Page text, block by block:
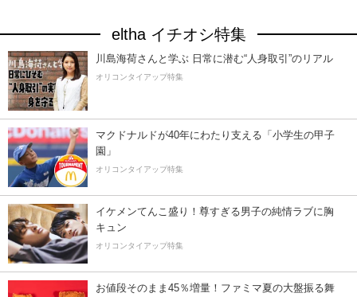
eltha イチオシ特集
川島海荷さんと学ぶ 日常に潜む“人身取引”のリアル
オリコンタイアップ特集
マクドナルドが40年にわたり支える「小学生の甲子
園」
オリコンタイアップ特集
イケメンてんこ盛り！尊すぎる男子の純情ラブに胸
キュン
オリコンタイアップ特集
お値段そのまま45％増量！ファミマ夏の大盤振る舞